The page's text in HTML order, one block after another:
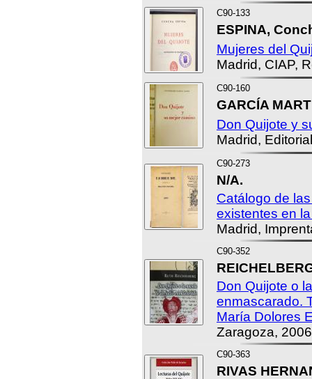
C90-133
ESPINA,
Mujeres del
Madrid, CIAP,
C90-160
GARCÍA
Don Quijote y
Madrid,
C90-273
N/A.
Catálogo de
existentes en
Madrid,
C90-352
Don Quijote o
enmascarado.
María Dolores
Zaragoza,
C90-363
RIVAS